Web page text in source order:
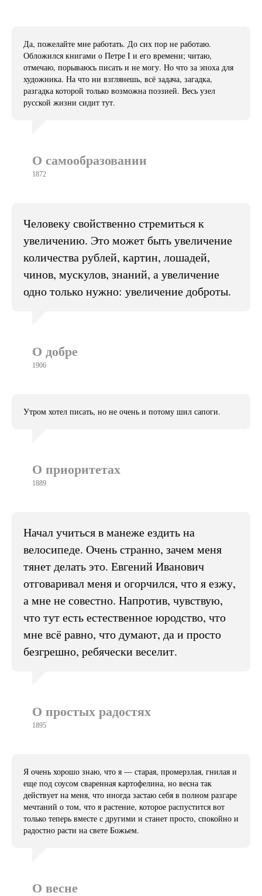
Да, пожелайте мне работать. До сих пор не работаю.
Обложился книгами о Петре I и его времени; читаю,
отмечаю, порываюсь писать и не могу. Но что за эпоха для
художника. На что ни взглянешь, всё задача, загадка,
разгадка которой только возможна поэзией. Весь узел
русской жизни сидит тут.
О самообразовании
1872
Человеку свойственно стремиться к
увеличению. Это может быть увеличение
количества рублей, картин, лошадей,
чинов, мускулов, знаний, а увеличение
одно только нужно: увеличение доброты.
О добре
1906
Утром хотел писать, но не очень и потому шил сапоги.
О приоритетах
1889
Начал учиться в манеже ездить на
велосипеде. Очень странно, зачем меня
тянет делать это. Евгений Иванович
отговаривал меня и огорчился, что я езжу,
а мне не совестно. Напротив, чувствую,
что тут есть естественное юродство, что
мне всё равно, что думают, да и просто
безгрешно, ребячески веселит.
О простых радостях
1895
Я очень хорошо знаю, что я — старая, промерзлая, гнилая и
еще под соусом сваренная картофелина, но весна так
действует на меня, что иногда застаю себя в полном разгаре
мечтаний о том, что я растение, которое распустится вот
только теперь вместе с другими и станет просто, спокойно и
радостно расти на свете Божьем.
О весне